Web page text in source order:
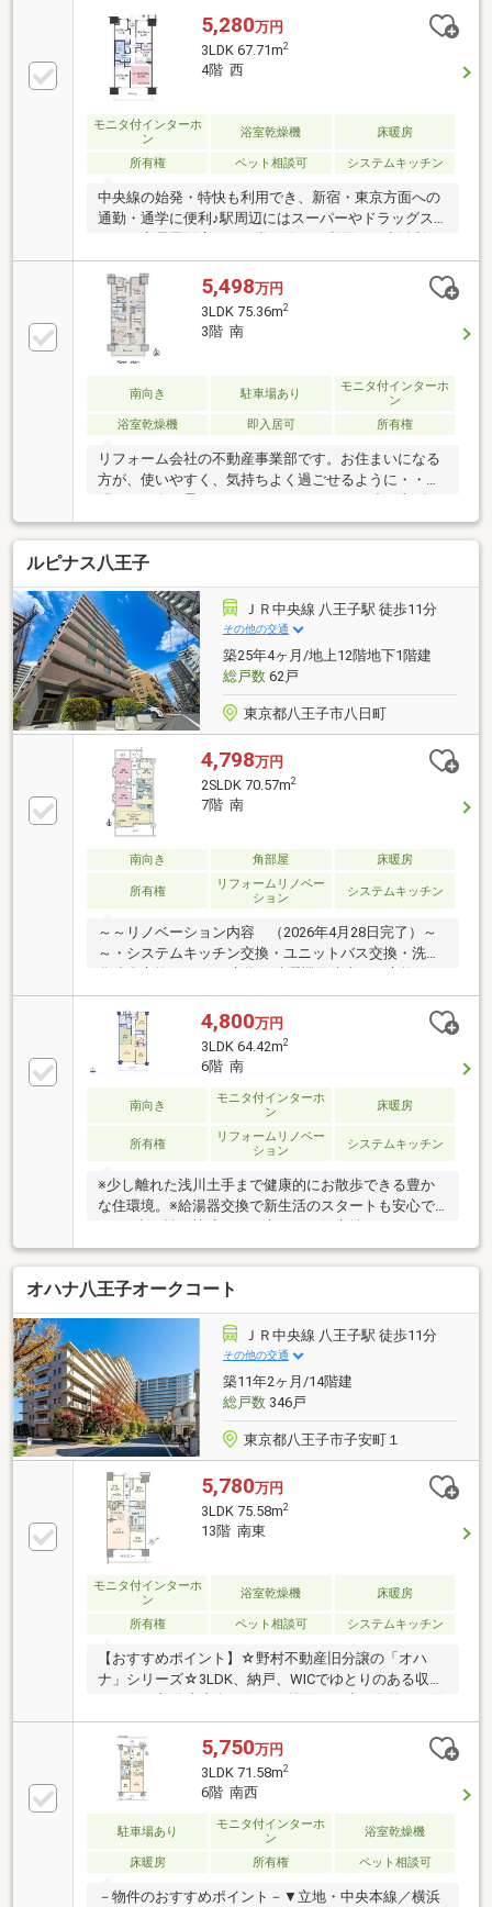
5,280万円
3LDK 67.71m2
4階 西
モニタ付インターホ
ン
浴室乾燥機 床暖房
所有権 ペット相談可 システムキッチン
中央線の始発・特快も利用でき、新宿・東京方面への
通勤・通学に便利♪駅周辺にはスーパーやドラッグス
性良好毎年夏に開催される「八王子まつり」の巡行ル
ートが目の前☆普段は落ち着きのある街並みが広がり
ます▼物件POINT▼・防音ガラス（遮音性）・温水洗
浄便座有・ノンタッチキー採用・床暖房有・ディスポ
ーザー有・全室収納有・安心のセキュリティシステム
災害用の設備もそろい安心のサービスが揃っています
5,498万円
3LDK 75.36m2
3階 南
南向き 駐車場あり
モニタ付インターホ
ン
浴室乾燥機
即入居可 所有権
リフォーム会社の不動産事業部です。お住まいになる
方が、使いやすく、気持ちよく過ごせるように・・・
空間。クロスの色味や建具の色と質感にこだわりまし
た。ミントカラーとホワイトの組み合わせが清涼感の
ある印象です。デザイナーがコーディネートしてくれ
ました。丁寧に、長く幸せに住んでいただけるように
心を込めて・・・自社でフルリノベーションさせてい
ただきました。「仕入れ」→「リノベーション工事」
→「販売」まで一貫して担当者が関わっております。
担当者が詳細まで把握しておりますので、ご安心して
ご購入ください。
ルピナス八王子
ＪＲ中央線 八王子駅 徒歩11分
その他の交通
築25年4ヶ月/地上12階地下1階建
総戸数62戸
東京都八王子市八日町
4,798万円
2SLDK 70.57m2
7階 南
南向き 角部屋 床暖房
所有権
リフォームリノベー
ション
システムキッチン
～～リノベーション内容 （2026年4月28日完了）～
～・システムキッチン交換・ユニットバス交換・洗面
ガス給湯器交換 ・・・等リフォーム内容は予定で
あり、変更となる場合があります。～～～～～～～～
～～～～～～～～～～
4,800万円
3LDK 64.42m2
6階 南
南向き
モニタ付インターホ
ン
床暖房
所有権
リフォームリノベー
ション
システムキッチン
※少し離れた浅川土手まで健康的にお散歩できる豊か
な住環境。※給湯器交換で新生活のスタートも安心で
ン。駅からマンションまでには飲食店・スーパーなど
充実です。※リビングに併設した和室ルーム完備。LDK
と一体化した家族空間での活用ができます。※オート
ロック、宅配ボックス完備しています。◆東宝ハウス
クオリティで「買う先もずっと安心」１）正直な情
報：注意点も包み隠さずお伝えします。２）未来設
計：「未来カレンダー」で最適なローンをシミュレー
ション。３）生涯サポート：「東宝ハウスNEXT」が
購入後もずっと伴走します。
オハナ八王子オークコート
ＪＲ中央線 八王子駅 徒歩11分
その他の交通
築11年2ヶ月/14階建
総戸数346戸
東京都八王子市子安町１
5,780万円
3LDK 75.58m2
13階 南東
モニタ付インターホ
ン
浴室乾燥機 床暖房
所有権 ペット相談可 システムキッチン
【おすすめポイント】☆野村不動産旧分譲の「オハ
ナ」シリーズ☆3LDK、納戸、WICでゆとりのある収納
当たり、眺望、通風も良好です☆対面キッチンタイプ
＆縦型のLDK☆アウトフレーム設計により広々と感じ
られます☆2015年7月築の新しいマンション☆総戸数
346戸のビッグコミュニティ☆車寄せやキッズルーム
など共用施設充実
5,750万円
3LDK 71.58m2
6階 南西
駐車場あり
モニタ付インターホ
ン
浴室乾燥機
床暖房 所有権 ペット相談可
－物件のおすすめポイント－▼立地・中央本線／横浜